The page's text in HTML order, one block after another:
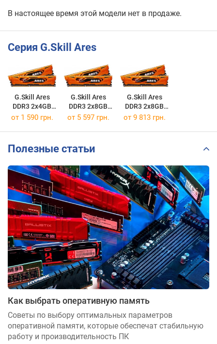
В настоящее время этой модели нет в продаже.
Серия G.Skill Ares
G.Skill Ares
DDR3 2x4GB
F3-2400C11D-8GAB
G.Skill Ares
DDR3 2x8GB
F3-1600C10D-16GAO
G.Skill Ares
DDR3 2x8GB
F3-2133C11D-16GAR
от 1 590 грн. от 5 597 грн. от 9 813 грн.
Полезные статьи
Как выбрать оперативную память
Советы по выбору оптимальных параметров
оперативной памяти, которые обеспечат стабильную
работу и производительность ПК